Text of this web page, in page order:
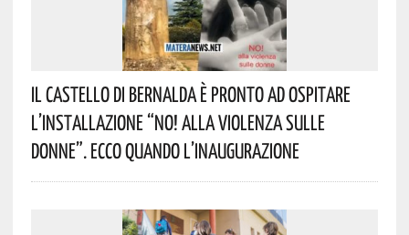
Il Castello Di Bernalda È Pronto Ad Ospitare
L’installazione “NO! Alla Violenza Sulle
Donne”. Ecco Quando L’inaugurazione